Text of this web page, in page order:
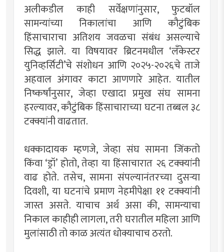
अलीकडील काही सर्वेक्षणांनुसार, फुटबॉल
सामन्यांच्या निकालांचा आणि कौटुंबिक
हिंसाचाराचा अतिशय जवळचा संबंध असल्याचे
सिद्ध झाले. या विषयावर ब्रिटनमधील ‘लँकेस्टर
युनिव्हर्सिटी’चे संशोधन आणि २०२५-२०२६चे ताजे
अहवाल अंगावर काटा आणणारे आहेत. यातील
निष्कर्षांनुसार, जेव्हा एखादा प्रमुख संघ सामना
हरल्यावर, कौटुंबिक हिंसाचाराच्या घटना तब्बल ३८
टक्क्यांनी वाढतात.
धक्कादायक म्हणजे, जेव्हा संघ सामना जिंकतो
किंवा ‘ड्रॉ’ होतो, तेव्हा या हिंसाचारात २६ टक्क्यांनी
वाढ होते. तसेच, सामना संपल्यानंतरच्या दुसर्‍या
दिवशी, या घटनांचे प्रमाण नेहमीपेक्षा ११ टक्क्यांनी
जास्त असते. याचाच अर्थ असा की, सामन्याचा
निकाल काहीही लागला, तरी घरातील महिला आणि
मुलांसाठी तो काळ अत्यंत धोक्याचाच ठरतो.